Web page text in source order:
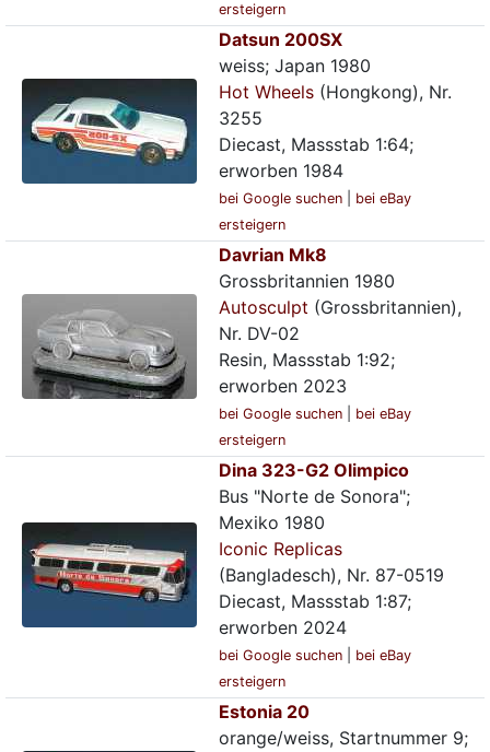
ersteigern
Datsun 200SX
weiss; Japan 1980
Hot Wheels (Hongkong), Nr.
3255
Diecast, Massstab 1:64;
erworben 1984
bei Google suchen
bei eBay
ersteigern
Davrian Mk8
Grossbritannien 1980
Autosculpt (Grossbritannien),
Nr. DV-02
Resin, Massstab 1:92;
erworben 2023
bei Google suchen
bei eBay
ersteigern
Dina 323-G2 Olimpico
Bus "Norte de Sonora";
Mexiko 1980
Iconic Replicas
(Bangladesch), Nr. 87-0519
Diecast, Massstab 1:87;
erworben 2024
bei Google suchen
bei eBay
ersteigern
Estonia 20
orange/weiss, Startnummer 9;